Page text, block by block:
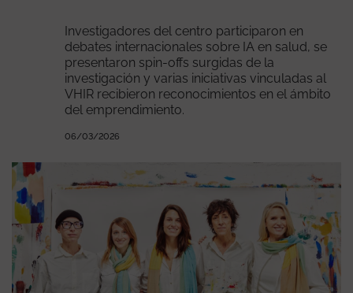
Investigadores del centro participaron en
debates internacionales sobre IA en salud, se
presentaron spin-offs surgidas de la
investigación y varias iniciativas vinculadas al
VHIR recibieron reconocimientos en el ámbito
del emprendimiento.
06/03/2026